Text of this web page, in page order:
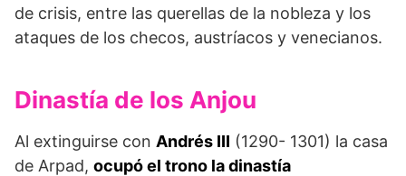
de crisis, entre las querellas de la nobleza y los
ataques de los checos, austríacos y venecianos.
Dinastía de los Anjou
Al extinguirse con Andrés III (1290- 1301) la casa
de Arpad, ocupó el trono la dinastía